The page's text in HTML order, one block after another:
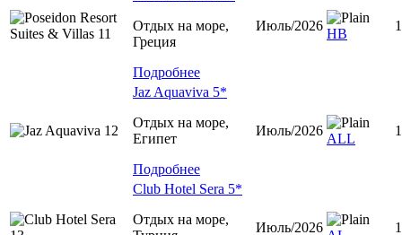
Отдых на море,
Греция
Подробнее
Июль/2026
HB
1
Jaz Aquaviva 5*
Отдых на море,
Египет
Подробнее
Июль/2026
ALL
1
Club Hotel Sera 5*
Отдых на море,
Июль/2026 1